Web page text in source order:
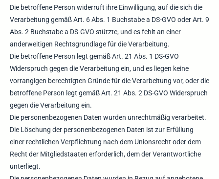
Die betroffene Person widerruft ihre Einwilligung, auf die sich die
Verarbeitung gemäß Art. 6 Abs. 1 Buchstabe a DS-GVO oder Art. 9
Abs. 2 Buchstabe a DS-GVO stützte, und es fehlt an einer
anderweitigen Rechtsgrundlage für die Verarbeitung.
Die betroffene Person legt gemäß Art. 21 Abs. 1 DS-GVO
Widerspruch gegen die Verarbeitung ein, und es liegen keine
vorrangigen berechtigten Gründe für die Verarbeitung vor, oder die
betroffene Person legt gemäß Art. 21 Abs. 2 DS-GVO Widerspruch
gegen die Verarbeitung ein.
Die personenbezogenen Daten wurden unrechtmäßig verarbeitet.
Die Löschung der personenbezogenen Daten ist zur Erfüllung
einer rechtlichen Verpflichtung nach dem Unionsrecht oder dem
Recht der Mitgliedstaaten erforderlich, dem der Verantwortliche
unterliegt.